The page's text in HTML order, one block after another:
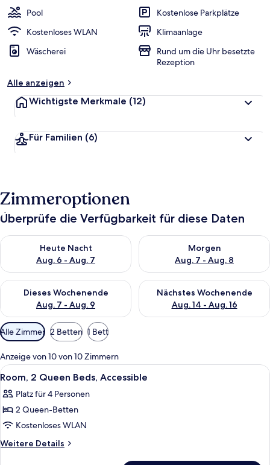
Pool
Kostenlose Parkplätze
Kostenloses WLAN
Klimaanlage
Wäscherei
Rund um die Uhr besetzte
Rezeption
Alle anzeigen
Wichtigste Merkmale (12)
Für Familien (6)
Zimmeroptionen
Überprüfe die Verfügbarkeit für diese Daten
Heute Nacht
Aug. 6 - Aug. 7
Überprüfe die Verfügbarkeit für heute Nacht, Aug. 6 - Aug. 7.
Morgen
Aug. 7 - Aug. 8
Überprüfe die Verfügbarkeit
Dieses Wochenende
Aug. 7 - Aug. 9
Überprüfe die Verfügbarkeit für dieses Wochenende, Aug. 7
Nächstes Wochenende
Aug. 14 - Aug. 16
Überprüfe die Verfügbarkeit
Verfügbare
Filter
für
Zimmer
Alle Zimmer 2 Betten 1 Bett
Anzeige von 10 von 10 Zimmern
Alle
Fotos
für
Room,
2
Queen
Schreibtisch, schallisolierte Zimmer,
4
Room, 2 Queen Beds, Accessible
Platz für 4 Personen
2 Queen-Betten
Kostenloses WLAN
Weitere Details
Weitere